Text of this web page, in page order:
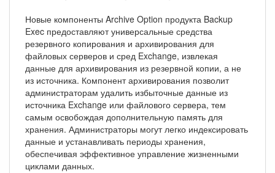
Новые компоненты Archive Option продукта Backup
Exec предоставляют универсальные средства
резервного копирования и архивирования для
файловых серверов и сред Exchange, извлекая
данные для архивирования из резервной копии, а не
из источника. Компонент архивирования позволит
администраторам удалить избыточные данные из
источника Exchange или файлового сервера, тем
самым освобождая дополнительную память для
хранения. Администраторы могут легко индексировать
данные и устанавливать периоды хранения,
обеспечивая эффективное управление жизненными
циклами данных.